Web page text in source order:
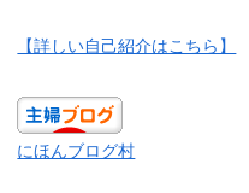
【詳しい自己紹介はこちら】
にほんブログ村